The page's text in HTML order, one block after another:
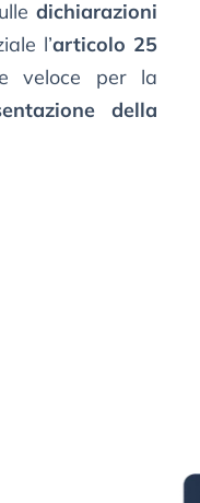
dichiarazioni
l’articolo 25
veloce per la
della